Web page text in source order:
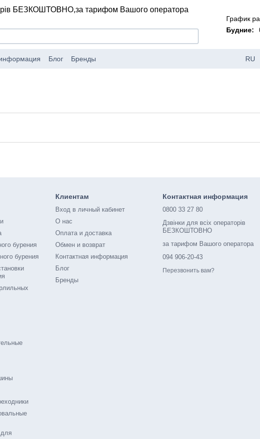
БЕЗКОШТОВНО,за тарифом Вашого оператора
График
Будние:
Блог Бренды RU
бурения
бурения
Клиентам
Вход в личный кабинет
О нас
Оплата и доставка
Обмен и возврат
Контактная информация
Блог
Бренды
Контактная информация
0800 33 27 80
Дзвінки для всіх операторів
БЕЗКОШТОВНО
за тарифом Вашого оператора
094 906-20-43
Перезвонить вам?